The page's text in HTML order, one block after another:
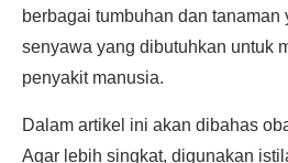
berbagai tumbuhan dan tanaman
senyawa yang dibutuhkan untuk
penyakit manusia.
Dalam artikel ini akan dibahas
Agar lebih singkat, digunakan